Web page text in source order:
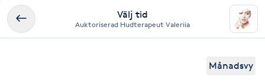
Välj tid
Auktoriserad Hudterapeut Valeriia
Månadsvy